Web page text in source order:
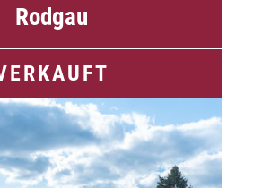
Rodgau